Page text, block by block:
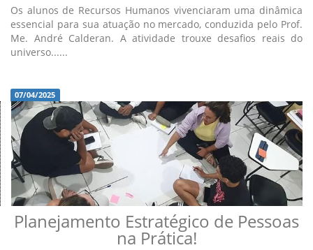
Os alunos de Recursos Humanos vivenciaram uma dinâmica
essencial para sua atuação no mercado, conduzida pelo Prof.
Me. André Calderan. A atividade trouxe desafios reais do
universo......
07/04/2025
Planejamento Estratégico de Pessoas
na Prática!